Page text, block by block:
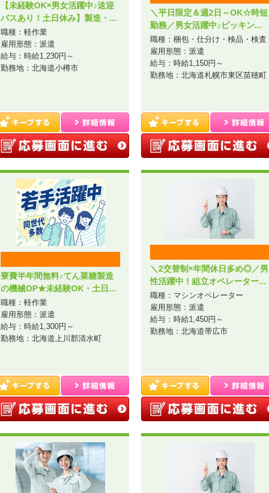
【未経験OK×男女活躍中♪送迎
バスあり！土日休み】製造・...
職種：軽作業
雇用形態：派遣
給与：時給1,230円～
勤務地：北海道小樽市
＼平日限定＆週2日～OK☆時短
勤務／男女活躍中♪ピッキン...
職種：梱包・仕分け・検品・検査
雇用形態：派遣
給与：時給1,150円～
勤務地：北海道札幌市東区苗穂町
寮費半年間無料♪てん菜糖製造
の機械OP★未経験OK・土日...
職種：軽作業
雇用形態：派遣
給与：時給1,300円～
勤務地：北海道上川郡清水町
＼2交替制×年間休日多め◎／男
性活躍中！組立オペレーター...
職種：マシンオペレーター
雇用形態：派遣
給与：時給1,450円～
勤務地：北海道帯広市